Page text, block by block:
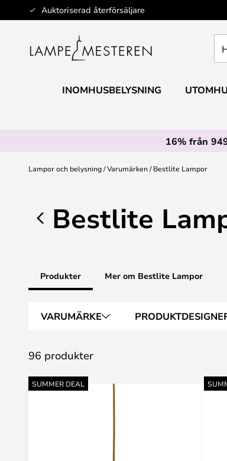
Auktoriserad återförsäljare
Hoppa
till
INOMHUSBELYSNING
16% från
Lampor och belysning Varumärken Bestlite Lampor
Bestlite
Produkter Mer om Bestlite Lampor
VARUMÄRKE
96 produkter
SUMMER DEAL